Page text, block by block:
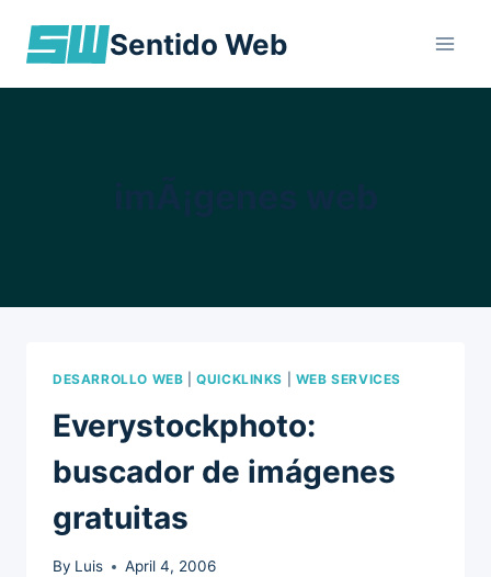
Sentido Web
DESARROLLO WEB |QUICKLINKS WEB SERVICES
Everystockphoto:
buscador de imágenes
gratuitas
By Luis April 4, 2006